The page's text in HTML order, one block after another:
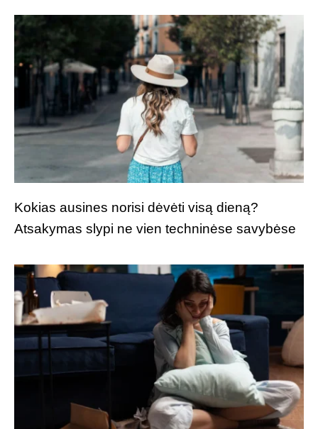
Kokias ausines norisi dėvėti visą dieną?
Atsakymas slypi ne vien techninėse savybėse